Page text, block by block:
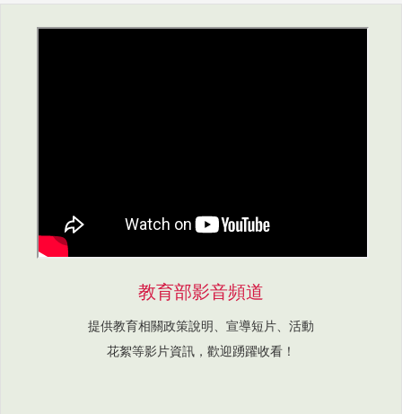
教育部影音頻道
提供教育相關政策說明、宣導短片、活動
花絮等影片資訊，歡迎踴躍收看！